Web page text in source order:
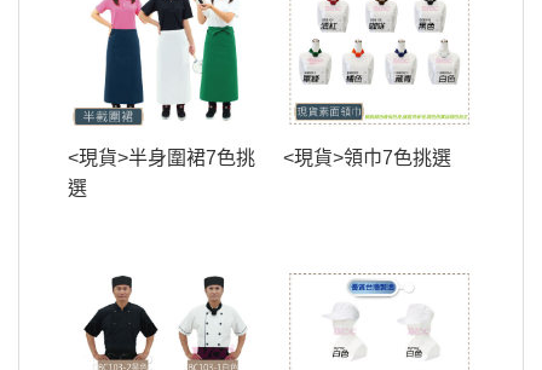
<現貨>半身圍裙7色挑
選
<現貨>領巾7色挑選